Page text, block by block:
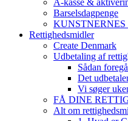
A-kasse &
Barselsdagpenge
Rettighedsmidler
Create Denmark
Udbetaling af
Sådan
Det
Vi søger
FÅ DINE
Alt om